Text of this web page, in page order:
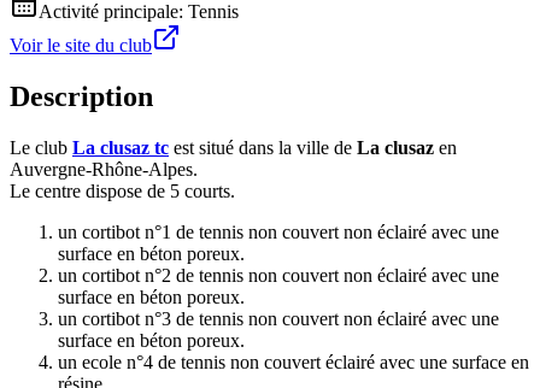
Activité principale: Tennis
Voir le site du club
Description
Le club La clusaz tc est situé dans la ville de La clusaz en
Auvergne-Rhône-Alpes.
Le centre dispose de 5 courts.
un cortibot n°1 de tennis non couvert non éclairé avec une
surface en béton poreux.
un cortibot n°2 de tennis non couvert non éclairé avec une
surface en béton poreux.
un cortibot n°3 de tennis non couvert non éclairé avec une
surface en béton poreux.
un ecole n°4 de tennis non couvert éclairé avec une surface en
résine.